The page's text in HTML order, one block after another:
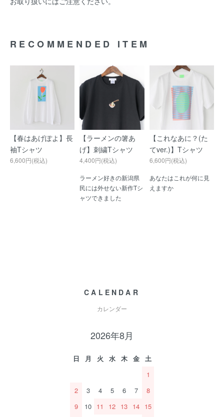
RECOMMENDED ITEM
【春はあげぽよ】長
袖Tシャツ
6,600円(税込)
【ラーメンの箸あ
げ】刺繍Tシャツ
4,400円(税込)
ラーメン好きの新潟県
民には外せない新作Tシ
ャツできました
【これなあに？(た
てver.)】Tシャツ
6,600円(税込)
あなたはこれが何に見
えますか
CALENDAR
カレンダー
2026年8月
日 月 火 水 木 金
土
1
2
3 4 5 6 7
8
9
10 11 12 13 14 15